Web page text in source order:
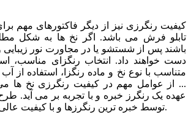
کیفیت رنگرزی نیز از دیگر فاکتورهای مهم
تابلو فرش می باشد. اگر نخ ها به شکل
باشند پس از شستشو یا در مجاورت نور زیبایی
دست خواهند داد. انتخاب رنگزای مناسب،
متناسب با نوع نخ و ماده رنگزا، استفاده
... از عوامل مهم در کیفیت رنگرزی نخ ها
عهده یک رنگرز خبره و با تجربه بر می آید.
توسط خبره ترین رنگرزها و با کیفیت عالی رنگرزی شده است.